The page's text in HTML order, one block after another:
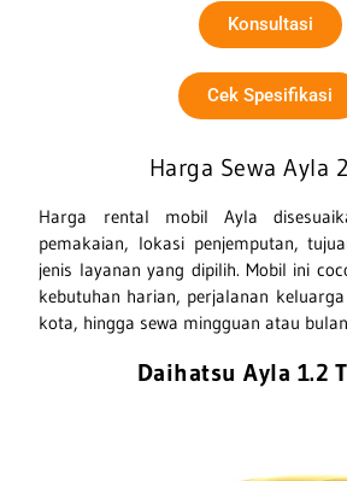
Konsultasi
Cek Spesifikasi
Harga Sewa Ayla
Harga rental mobil Ayla
pemakaian, lokasi penjemputan,
jenis layanan yang dipilih. Mobil ini
kebutuhan harian, perjalanan
kota, hingga sewa mingguan atau
Daihatsu Ayla 1.2